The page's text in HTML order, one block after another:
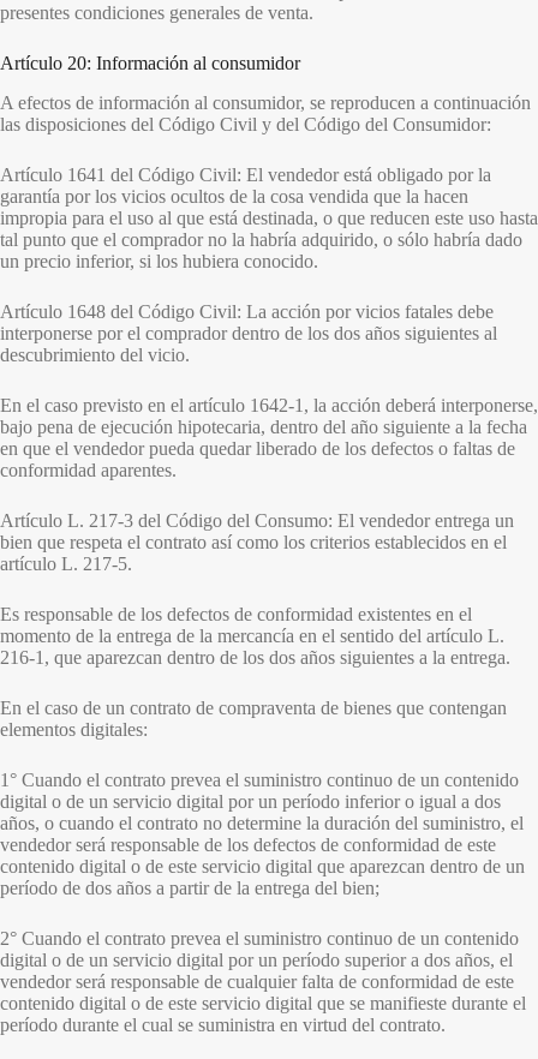
presentes condiciones generales de venta.
Artículo 20: Información al consumidor
A efectos de información al consumidor, se reproducen a continuación
las disposiciones del Código Civil y del Código del Consumidor:
Artículo 1641 del Código Civil: El vendedor está obligado por la
garantía por los vicios ocultos de la cosa vendida que la hacen
impropia para el uso al que está destinada, o que reducen este uso hasta
tal punto que el comprador no la habría adquirido, o sólo habría dado
un precio inferior, si los hubiera conocido.
Artículo 1648 del Código Civil: La acción por vicios fatales debe
interponerse por el comprador dentro de los dos años siguientes al
descubrimiento del vicio.
En el caso previsto en el artículo 1642-1, la acción deberá interponerse,
bajo pena de ejecución hipotecaria, dentro del año siguiente a la fecha
en que el vendedor pueda quedar liberado de los defectos o faltas de
conformidad aparentes.
Artículo L. 217-3 del Código del Consumo: El vendedor entrega un
bien que respeta el contrato así como los criterios establecidos en el
artículo L. 217-5.
Es responsable de los defectos de conformidad existentes en el
momento de la entrega de la mercancía en el sentido del artículo L.
216-1, que aparezcan dentro de los dos años siguientes a la entrega.
En el caso de un contrato de compraventa de bienes que contengan
elementos digitales:
1° Cuando el contrato prevea el suministro continuo de un contenido
digital o de un servicio digital por un período inferior o igual a dos
años, o cuando el contrato no determine la duración del suministro, el
vendedor será responsable de los defectos de conformidad de este
contenido digital o de este servicio digital que aparezcan dentro de un
período de dos años a partir de la entrega del bien;
2° Cuando el contrato prevea el suministro continuo de un contenido
digital o de un servicio digital por un período superior a dos años, el
vendedor será responsable de cualquier falta de conformidad de este
contenido digital o de este servicio digital que se manifieste durante el
período durante el cual se suministra en virtud del contrato.